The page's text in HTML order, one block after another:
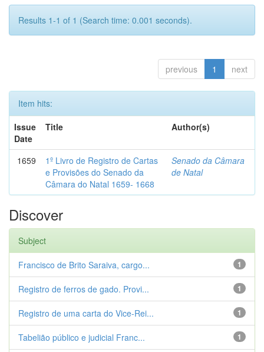
Results 1-1 of 1 (Search time: 0.001 seconds).
previous 1 next
Item hits:
Issue
Date
Title Author(s)
1659
1º Livro de Registro de Cartas
e Provisões do Senado da
Câmara do Natal 1659- 1668
Senado da Câmara
de Natal
Discover
Subject
1
Francisco de Brito Saraiva, cargo...
1
Registro de ferros de gado. Provi...
1
Registro de uma carta do Vice-Rei...
1
Tabelião público e judicial Franc...